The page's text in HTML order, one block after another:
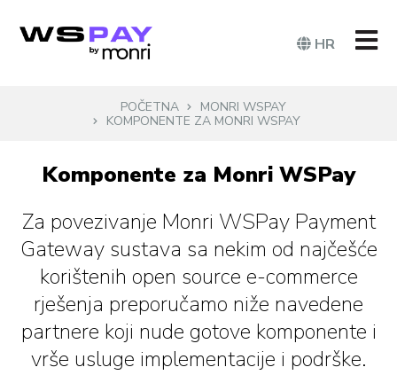
HR
POČETNA
MONRI WSPAY
KOMPONENTE ZA MONRI WSPAY
Komponente za Monri WSPay
Za povezivanje Monri WSPay Payment
Gateway sustava sa nekim od najčešće
korištenih open source e-commerce
rješenja preporučamo niže navedene
partnere koji nude gotove komponente i
vrše usluge implementacije i podrške.